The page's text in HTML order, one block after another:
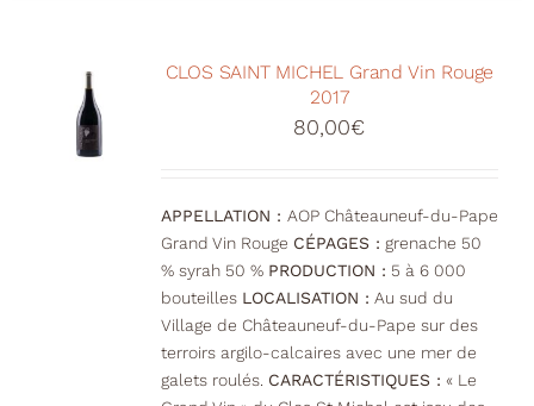
CLOS SAINT MICHEL Grand Vin Rouge
2017
80,00€
APPELLATION : AOP Châteauneuf-du-Pape
Grand Vin Rouge CÉPAGES : grenache 50
% syrah 50 % PRODUCTION : 5 à 6 000
bouteilles LOCALISATION : Au sud du
Village de Châteauneuf-du-Pape sur des
terroirs argilo-calcaires avec une mer de
galets roulés. CARACTÉRISTIQUES : « Le